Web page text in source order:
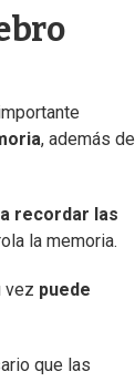
, además de
recordar las
la memoria.
vez puede
que las